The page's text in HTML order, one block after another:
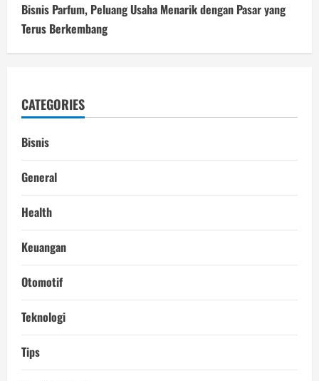
Bisnis Parfum, Peluang Usaha Menarik dengan Pasar yang
Terus Berkembang
CATEGORIES
Bisnis
General
Health
Keuangan
Otomotif
Teknologi
Tips